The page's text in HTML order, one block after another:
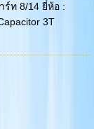
ร์ท 8/14 ยี่ห้อ :
3T